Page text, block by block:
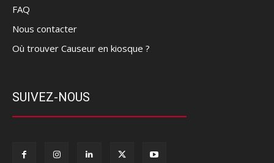
FAQ
Nous contacter
Où trouver Causeur en kiosque ?
SUIVEZ-NOUS